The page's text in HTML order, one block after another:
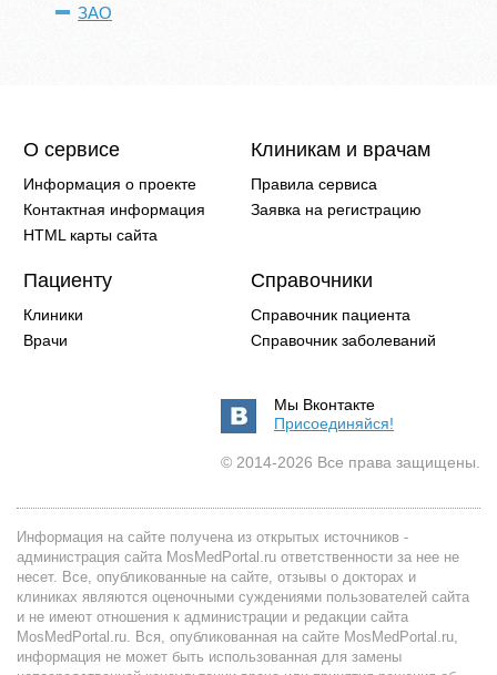
ЗАО
О сервисе
Информация о проекте
Контактная информация
HTML карты сайта
Клиникам и врачам
Правила сервиса
Заявка на регистрацию
Пациенту
Клиники
Врачи
Справочники
Справочник пациента
Справочник заболеваний
Мы Вконтакте
Присоединяйся!
© 2014-2026 Все права защищены.
Информация на сайте получена из открытых источников -
администрация сайта MosMedPortal.ru ответственности за нее не
несет. Все, опубликованные на сайте, отзывы о докторах и
клиниках являются оценочными суждениями пользователей сайта
и не имеют отношения к администрации и редакции сайта
MosMedPortal.ru. Вся, опубликованная на сайте MosMedPortal.ru,
информация не может быть использованная для замены